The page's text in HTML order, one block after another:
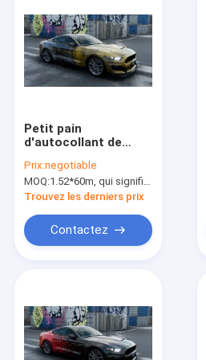
Produits
Au sujet de nous
Petit pain
d'autocollant de
Cyber, enveloppe
texturisée de
impression adaptée
polymère de vinyle
Prix:negotiable
MOQ:1.52*60m, qui signifie 3 rouleaux de 1.52*20m
Trouvez les derniers prix
Contactez